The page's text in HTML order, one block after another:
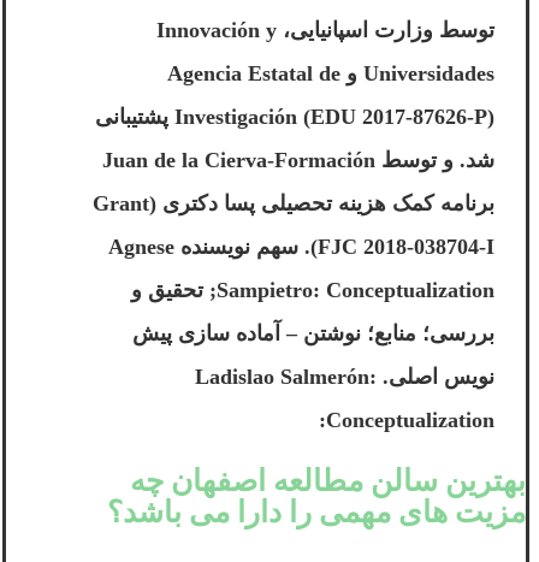
توسط وزارت اسپانیایی، Innovación y
Universidades و Agencia Estatal de
Investigación (EDU 2017-87626-P) پشتیبانی
شد. و توسط Juan de la Cierva-Formación
برنامه کمک هزینه تحصیلی پسا دکتری (Grant
FJC 2018-038704-I). سهم نویسنده Agnese
Sampietro: Conceptualization; تحقیق و
بررسی؛ منابع؛ نوشتن – آماده سازی پیش
نویس اصلی. Ladislao Salmerón:
Conceptualization:
بهترین سالن مطالعه اصفهان چه
مزیت های مهمی را دارا می باشد؟